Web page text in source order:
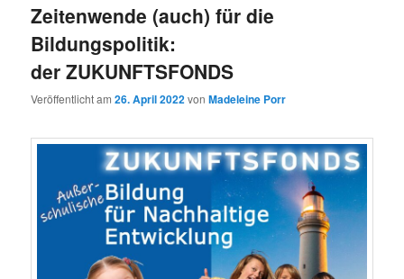
Zeitenwende (auch) für die
Bildungspolitik:
der ZUKUNFTSFONDS
Veröffentlicht am26. April 2022vonMadeleine Porr